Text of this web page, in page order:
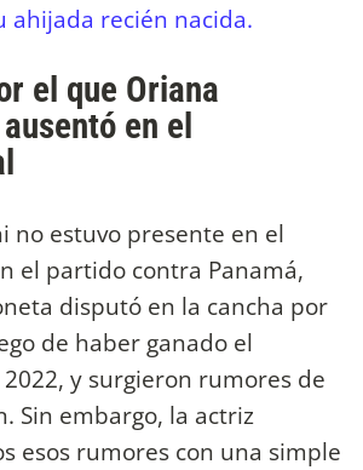
ahijada recién nacida.
el que Oriana
en el
no estuvo presente en el
el partido contra Panamá,
disputó en la cancha por
de haber ganado el
y surgieron rumores de
Sin embargo, la actriz
esos rumores con una simple